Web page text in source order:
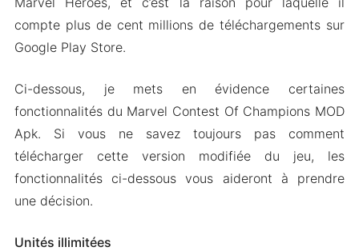
compte plus de cent millions de téléchargements sur
Google Play Store.
Ci-dessous, je mets en évidence certaines
fonctionnalités du Marvel Contest Of Champions MOD
Apk. Si vous ne savez toujours pas comment
télécharger cette version modifiée du jeu, les
fonctionnalités ci-dessous vous aideront à prendre
une décision.
Unités illimitées